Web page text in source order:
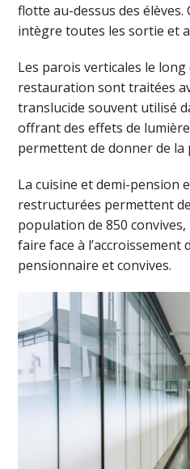
flotte au-dessus des
intègre toutes les sortie et
Les parois verticales le long
restauration sont traitées
translucide souvent utilisé
offrant des effets de
permettent de donner de la
La cuisine et demi-pension
restructurées permettent
population de 850
faire face à
pensionnaire et convives.